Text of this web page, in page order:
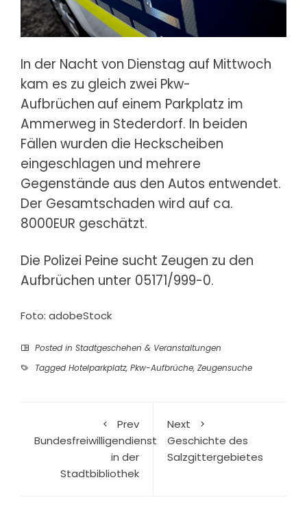
In der Nacht von Dienstag auf Mittwoch
kam es zu gleich zwei Pkw-
Aufbrüchen auf einem Parkplatz im
Ammerweg in Stederdorf. In beiden
Fällen wurden die Heckscheiben
eingeschlagen und mehrere
Gegenstände aus den Autos entwendet.
Der Gesamtschaden wird auf ca.
8000EUR geschätzt.
Die Polizei Peine sucht Zeugen zu den
Aufbrüchen unter 05171/999-0.
Foto: adobeStock
Posted in Stadtgeschehen & Veranstaltungen
Tagged Hotelparkplatz, Pkw-Aufbrüche, Zeugensuche
Prev
Bundesfreiwilligendienst
in der
Stadtbibliothek
Next
Geschichte des
Salzgittergebietes